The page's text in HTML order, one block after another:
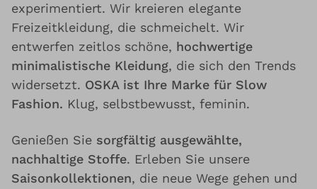
experimentiert. Wir kreieren elegante
Freizeitkleidung, die schmeichelt. Wir
entwerfen zeitlos schöne, hochwertige
minimalistische Kleidung, die sich den Trends
widersetzt. OSKA ist Ihre Marke für Slow
Fashion. Klug, selbstbewusst, feminin.
Genießen Sie sorgfältig ausgewählte,
nachhaltige Stoffe. Erleben Sie unsere
Saisonkollektionen, die neue Wege gehen und